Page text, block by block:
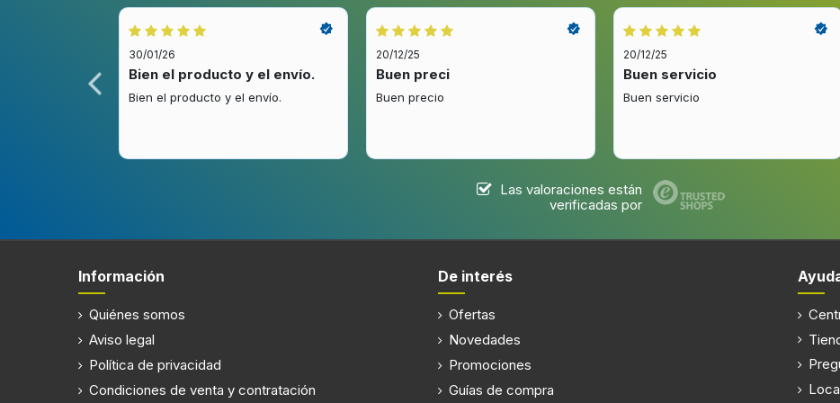
Máxima temperatura 43 °C
Refrigerador
Luz interior de la nevera
verduras
Posición congelada
Congelador, capacidad neta
Capacidad de congelación
30/01/26
Bien el producto y el envío.
Bien el producto y el envío.
20/12/25
Buen preci
Buen precio
20/12/25
Buen servicio
Buen servicio
Las valoraciones están
verificadas por
Información
Quiénes somos
Aviso legal
Política de privacidad
Condiciones de venta y contratación
De interés
Ofertas
Novedades
Promociones
Guías de compra